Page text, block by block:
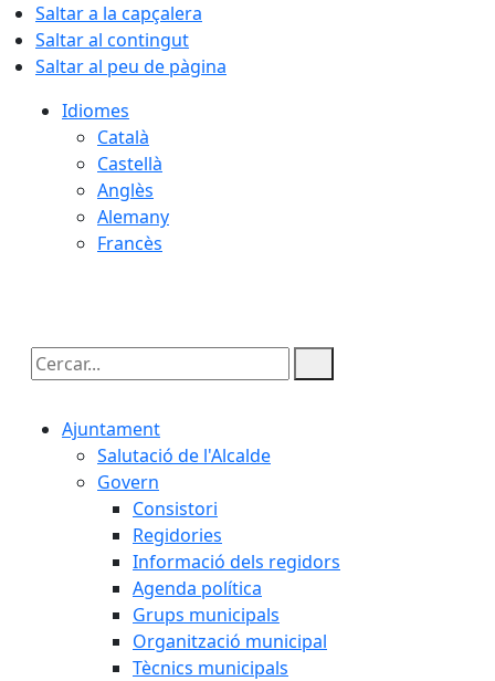
Saltar a la capçalera
Saltar al contingut
Saltar al peu de pàgina
Idiomes
Català
Castellà
Anglès
Alemany
Francès
Cercar:
Ajuntament
Salutació de l'Alcalde
Govern
Consistori
Regidories
Informació dels regidors
Agenda política
Grups municipals
Organització municipal
Tècnics municipals